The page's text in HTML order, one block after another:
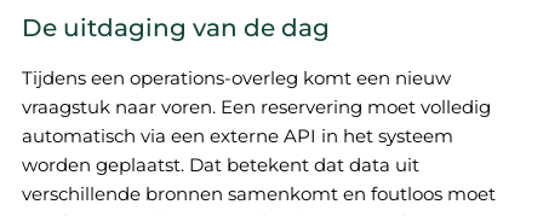
De uitdaging van de dag
Tijdens een operations-overleg komt een nieuw
vraagstuk naar voren. Een reservering moet volledig
automatisch via een externe API in het systeem
worden geplaatst. Dat betekent dat data uit
verschillende bronnen samenkomt en foutloos moet